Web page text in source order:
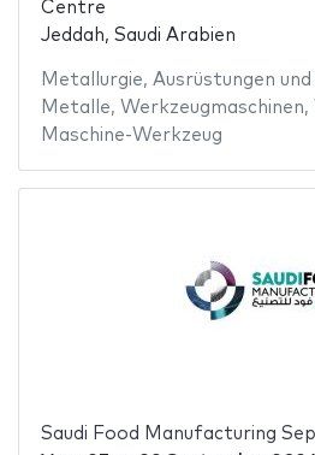
Centre
Jeddah, Saudi Arabien
Metallurgie, Ausrüstungen
Metalle, Werkzeugmaschinen,
Maschine-Werkzeug
Saudi Food Manufacturing